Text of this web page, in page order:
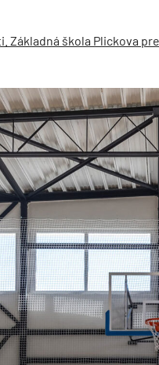
Základná škola Plickova